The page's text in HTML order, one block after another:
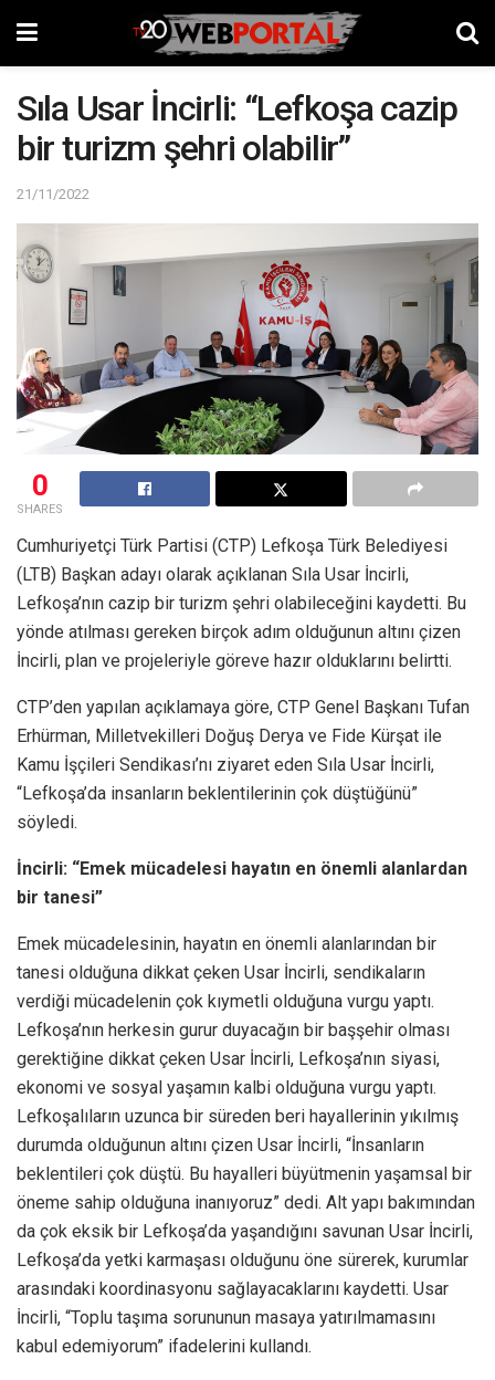
Sıla Usar İncirli: “Lefkoşa cazip
bir turizm şehri olabilir”
21/11/2022
0
SHARES
Cumhuriyetçi Türk Partisi (CTP) Lefkoşa Türk Belediyesi
(LTB) Başkan adayı olarak açıklanan Sıla Usar İncirli,
Lefkoşa’nın cazip bir turizm şehri olabileceğini kaydetti. Bu
yönde atılması gereken birçok adım olduğunun altını çizen
İncirli, plan ve projeleriyle göreve hazır olduklarını belirtti.
CTP’den yapılan açıklamaya göre, CTP Genel Başkanı Tufan
Erhürman, Milletvekilleri Doğuş Derya ve Fide Kürşat ile
Kamu İşçileri Sendikası’nı ziyaret eden Sıla Usar İncirli,
“Lefkoşa’da insanların beklentilerinin çok düştüğünü”
söyledi.
İncirli: “Emek mücadelesi hayatın en önemli alanlardan
bir tanesi”
Emek mücadelesinin, hayatın en önemli alanlarından bir
tanesi olduğuna dikkat çeken Usar İncirli, sendikaların
verdiği mücadelenin çok kıymetli olduğuna vurgu yaptı.
Lefkoşa’nın herkesin gurur duyacağın bir başşehir olması
gerektiğine dikkat çeken Usar İncirli, Lefkoşa’nın siyasi,
ekonomi ve sosyal yaşamın kalbi olduğuna vurgu yaptı.
Lefkoşalıların uzunca bir süreden beri hayallerinin yıkılmış
durumda olduğunun altını çizen Usar İncirli, “İnsanların
beklentileri çok düştü. Bu hayalleri büyütmenin yaşamsal bir
öneme sahip olduğuna inanıyoruz” dedi. Alt yapı bakımından
da çok eksik bir Lefkoşa’da yaşandığını savunan Usar İncirli,
Lefkoşa’da yetki karmaşası olduğunu öne sürerek, kurumlar
arasındaki koordinasyonu sağlayacaklarını kaydetti. Usar
İncirli, “Toplu taşıma sorununun masaya yatırılmamasını
kabul edemiyorum” ifadelerini kullandı.